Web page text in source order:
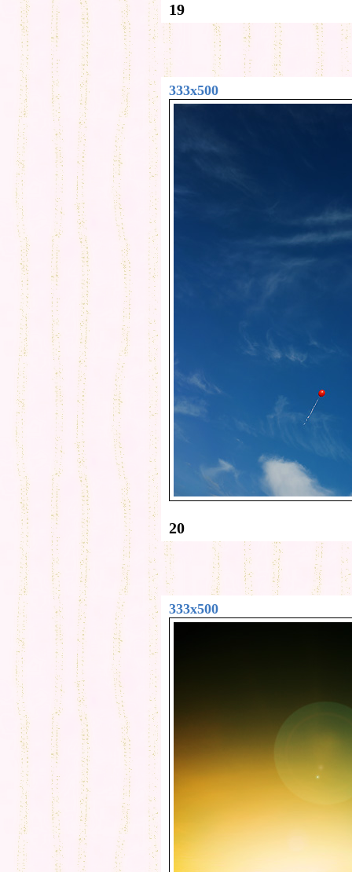
19
333x500
20
333x500